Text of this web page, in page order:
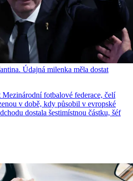
Údajná milenka měla dostat
fotbalové federace, čelí
v době, kdy působil v evropské
dostala šestimístnou částku, šéf